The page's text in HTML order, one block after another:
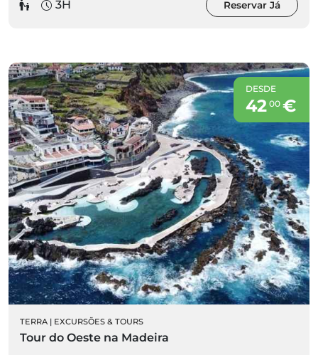
3H Reservar Já
DESDE
42 00€
TERRA | EXCURSÕES & TOURS
Tour do Oeste na Madeira